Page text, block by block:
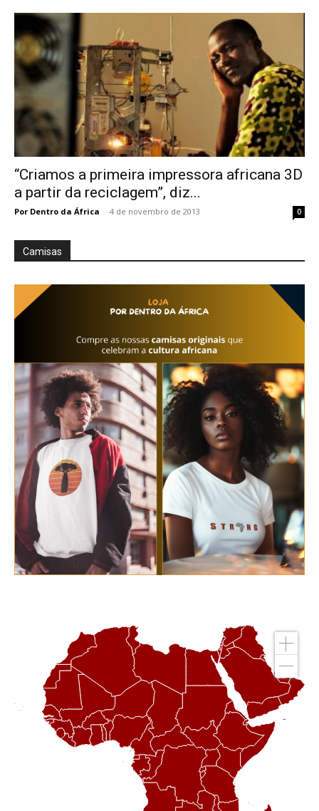
“Criamos a primeira impressora africana 3D
a partir da reciclagem”, diz...
Por Dentro da África - 4 de novembro de 2013 0
Camisas